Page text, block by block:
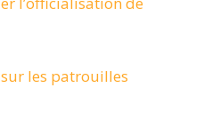
les patrouilles